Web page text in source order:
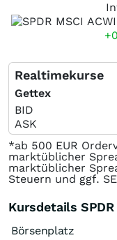
Realtimekurse
Gettex
BID
ASK
*ab 500 EUR
marktüblicher
marktüblicher
Steuern und ggf.
Kursdetails SPDR
Börsenplatz